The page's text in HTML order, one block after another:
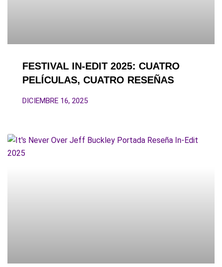
FESTIVAL IN-EDIT 2025: CUATRO
PELÍCULAS, CUATRO RESEÑAS
DICIEMBRE 16, 2025